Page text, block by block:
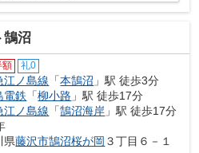
鵠沼
額 礼0
江ノ島線 「本鵠沼 」駅 徒歩3分
電鉄 「柳小路 」駅 徒歩17分
江ノ島線 「鵠沼海岸 」駅 徒歩17分
県藤沢市鵠沼桜が岡 ３丁目６－１